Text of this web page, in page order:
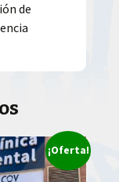
de
¡Oferta!